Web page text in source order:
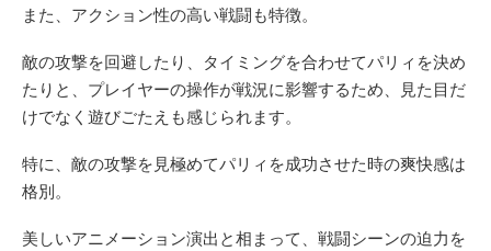
また、アクション性の高い戦闘も特徴。
敵の攻撃を回避したり、タイミングを合わせてパリィを決め
たりと、プレイヤーの操作が戦況に影響するため、見た目だ
けでなく遊びごたえも感じられます。
特に、敵の攻撃を見極めてパリィを成功させた時の爽快感は
格別。
美しいアニメーション演出と相まって、戦闘シーンの迫力を